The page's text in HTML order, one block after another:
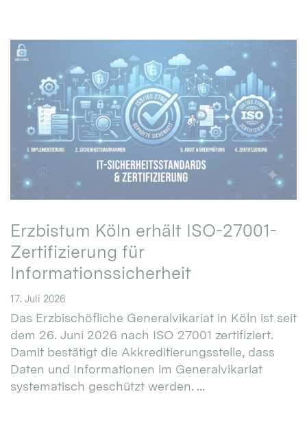
Erzbistum Köln erhält ISO-27001-
Zertifizierung für
Informationssicherheit
17. Juli 2026
Das Erzbischöfliche Generalvikariat in Köln ist seit
dem 26. Juni 2026 nach ISO 27001 zertifiziert.
Damit bestätigt die Akkreditierungsstelle, dass
Daten und Informationen im Generalvikariat
systematisch geschützt werden. ...